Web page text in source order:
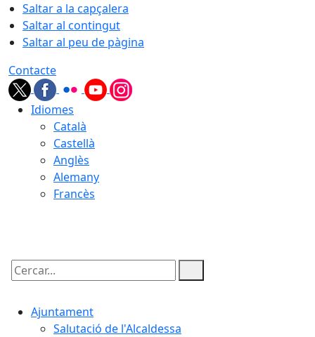
Saltar a la capçalera
Saltar al contingut
Saltar al peu de pàgina
Contacte
Idiomes
Català
Castellà
Anglès
Alemany
Francès
Cercar:
Ajuntament
Salutació de l'Alcaldessa